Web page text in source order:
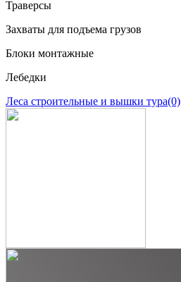
Траверсы
Захваты для подъема грузов
Блоки монтажные
Лебедки
Леса строительные и вышки тура(0)